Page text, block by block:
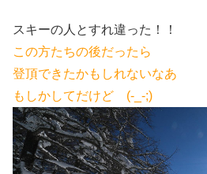
スキーの人とすれ違った！！
この方たちの後だったら
登頂できたかもしれないなあ
もしかしてだけど (-_-;)